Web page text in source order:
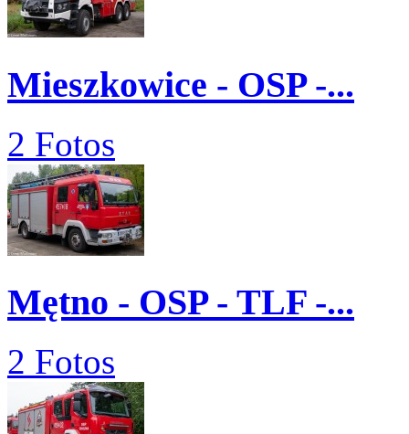
Mieszkowice - OSP -...
2 Fotos
Mętno - OSP - TLF -...
2 Fotos